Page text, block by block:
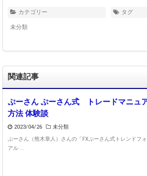
カテゴリー
未分類
タグ
関連記事
ぷーさん ぷーさん式 トレードマニュ
方法 体験談
2023/04/26
未分類
ぷーさん（熊木章人）さんの「FXぷーさん式トレンドフ
アル ...